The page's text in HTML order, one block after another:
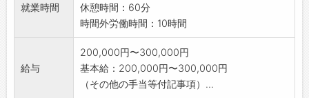
就業時間
休憩時間：60分
時間外労働時間：10時間
給与
200,000円〜300,000円
基本給：200,000円〜300,000円
（その他の手当等付記事項）...